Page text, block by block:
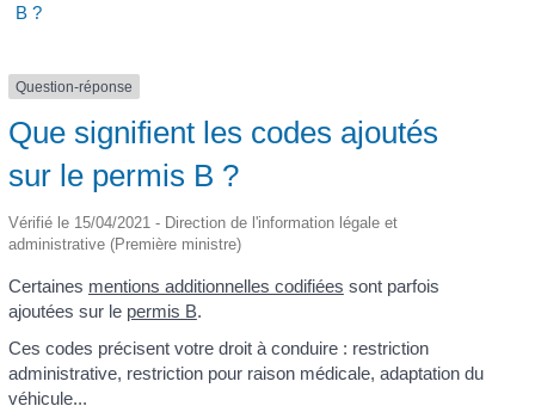
B ?
Question-réponse
Que signifient les codes ajoutés
sur le permis B ?
Vérifié le 15/04/2021 - Direction de l'information légale et
administrative (Première ministre)
Certaines mentions additionnelles codifiées sont parfois
ajoutées sur le permis B.
Ces codes précisent votre droit à conduire : restriction
administrative, restriction pour raison médicale, adaptation du
véhicule...